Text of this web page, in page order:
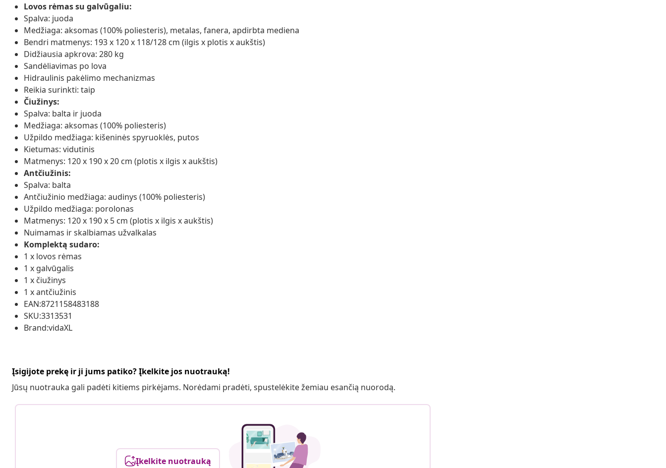
Lovos rėmas su galvūgaliu:
Spalva: juoda
Medžiaga: aksomas (100% poliesteris), metalas, fanera, apdirbta mediena
Bendri matmenys: 193 x 120 x 118/128 cm (ilgis x plotis x aukštis)
Didžiausia apkrova: 280 kg
Sandėliavimas po lova
Hidraulinis pakėlimo mechanizmas
Reikia surinkti: taip
Čiužinys:
Spalva: balta ir juoda
Medžiaga: aksomas (100% poliesteris)
Užpildo medžiaga: kišeninės spyruoklės, putos
Kietumas: vidutinis
Matmenys: 120 x 190 x 20 cm (plotis x ilgis x aukštis)
Antčiužinis:
Spalva: balta
Antčiužinio medžiaga: audinys (100% poliesteris)
Užpildo medžiaga: porolonas
Matmenys: 120 x 190 x 5 cm (plotis x ilgis x aukštis)
Nuimamas ir skalbiamas užvalkalas
Komplektą sudaro:
1 x lovos rėmas
1 x galvūgalis
1 x čiužinys
1 x antčiužinis
EAN:8721158483188
SKU:3313531
Brand:vidaXL
Įsigijote prekę ir ji jums patiko? Įkelkite jos nuotrauką!
Jūsų nuotrauka gali padėti kitiems pirkėjams. Norėdami pradėti, spustelėkite žemiau esančią nuorodą.
Įkelkite nuotrauką